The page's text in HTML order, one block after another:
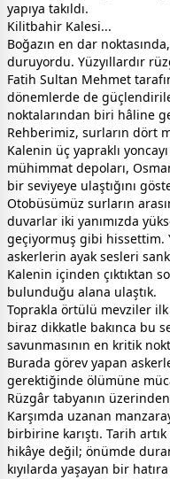
yapıya takıldı.
Kilitbahir Kalesi...
Boğazın en dar
duruyordu. Yüzyıllardır
Fatih Sultan Mehmet
dönemlerde de
noktalarından biri hâline
Rehberimiz, surların dört
Kalenin üç yapraklı
mühimmat depoları,
bir seviyeye ulaştığını
Otobüsümüz surların
duvarlar iki yanımızda
geçiyormuş gibi hissettim.
askerlerin ayak sesleri
Kalenin içinden çıktıktan
bulunduğu alana ulaştık.
Toprakla örtülü mevziler
biraz dikkatle bakınca bu
savunmasının en kritik
Burada görev yapan
gerektiğinde ölümüne
Rüzgâr tabyanın
Karşımda uzanan
birbirine karıştı. Tarih
hikâye değil; önümde
kıyılarda yaşayan bir